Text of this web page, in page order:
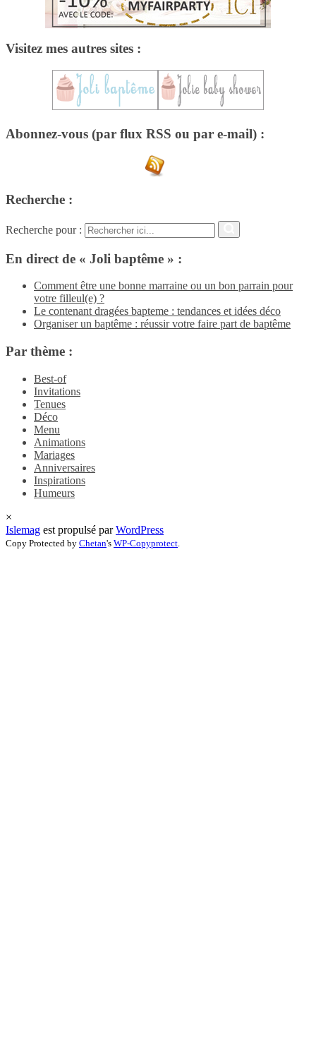
Visitez mes autres sites :
Abonnez-vous (par flux RSS ou par e-mail) :
Recherche :
Recherche pour :
En direct de « Joli baptême » :
Comment être une bonne marraine ou un bon parrain pour
votre filleul(e) ?
Le contenant dragées bapteme : tendances et idées déco
Organiser un baptême : réussir votre faire part de baptême
Par thème :
Best-of
Invitations
Tenues
Déco
Menu
Animations
Mariages
Anniversaires
Inspirations
Humeurs
×
Islemag est propulsé parWordPress
Copy Protected by Chetan's WP-Copyprotect